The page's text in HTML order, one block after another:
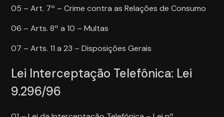
05 – Art. 7º – Crime contra as Relações de Consumo
06 – Arts. 8º a 10 – Multas
07 – Arts. 11 a 23 – Disposições Gerais
Lei Interceptação Telefônica: Lei
9.296/96